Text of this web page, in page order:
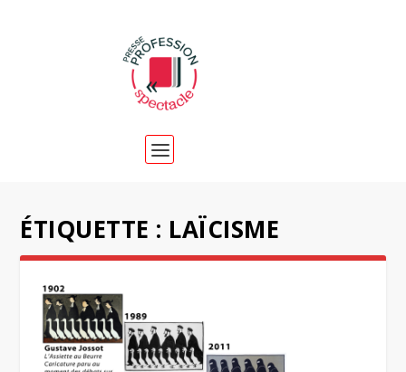
ÉTIQUETTE : LAÏCISME